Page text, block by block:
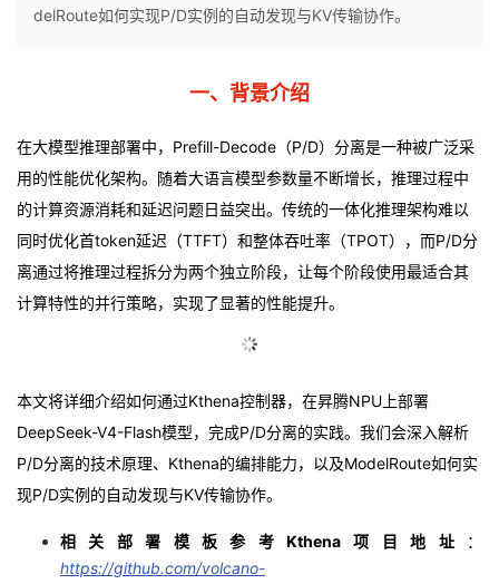
页
开
发
者
我
客
论
的
我
的
开
者
我
我
的
我
支
的
我
delRoute如何实现P/D实例的自动发现与KV传输协作。
一、背景介绍
在大模型推理部署中，Prefill-Decode（P/D）分离是一种被广泛采
用的性能优化架构。随着大语言模型参数量不断增长，推理过程中
的计算资源消耗和延迟问题日益突出。传统的一体化推理架构难以
同时优化首token延迟（TTFT）和整体吞吐率（TPOT），而P/D分
离通过将推理过程拆分为两个独立阶段，让每个阶段使用最适合其
计算特性的并行策略，实现了显著的性能提升。
本文将详细介绍如何通过Kthena控制器，在昇腾NPU 上部署
DeepSeek-V4-Flash模型，完成P/D分离的实践。我们会深入解析
P/D分离的技术原理、Kthena的编排能力，以及ModelRoute如何实
现P/D实例的自动发现与KV传输协作。
相关部署模板参考Kthena项目地址
：
https://github.com/volcano-